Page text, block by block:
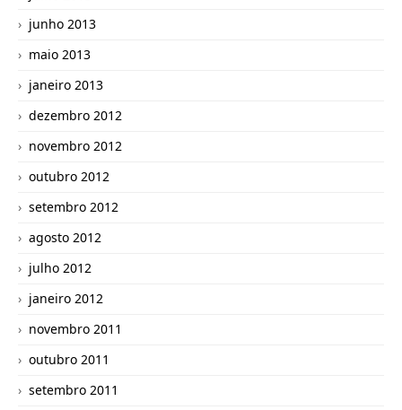
junho 2013
maio 2013
janeiro 2013
dezembro 2012
novembro 2012
outubro 2012
setembro 2012
agosto 2012
julho 2012
janeiro 2012
novembro 2011
outubro 2011
setembro 2011